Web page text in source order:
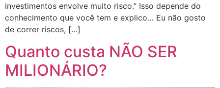
investimentos envolve muito risco.” Isso depende do
conhecimento que você tem e explico… Eu não gosto
de correr riscos, […]
Quanto custa NÃO SER
MILIONÁRIO?